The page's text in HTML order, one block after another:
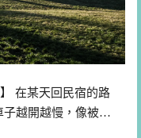
在某天回民宿的路
子越開越慢，像被…